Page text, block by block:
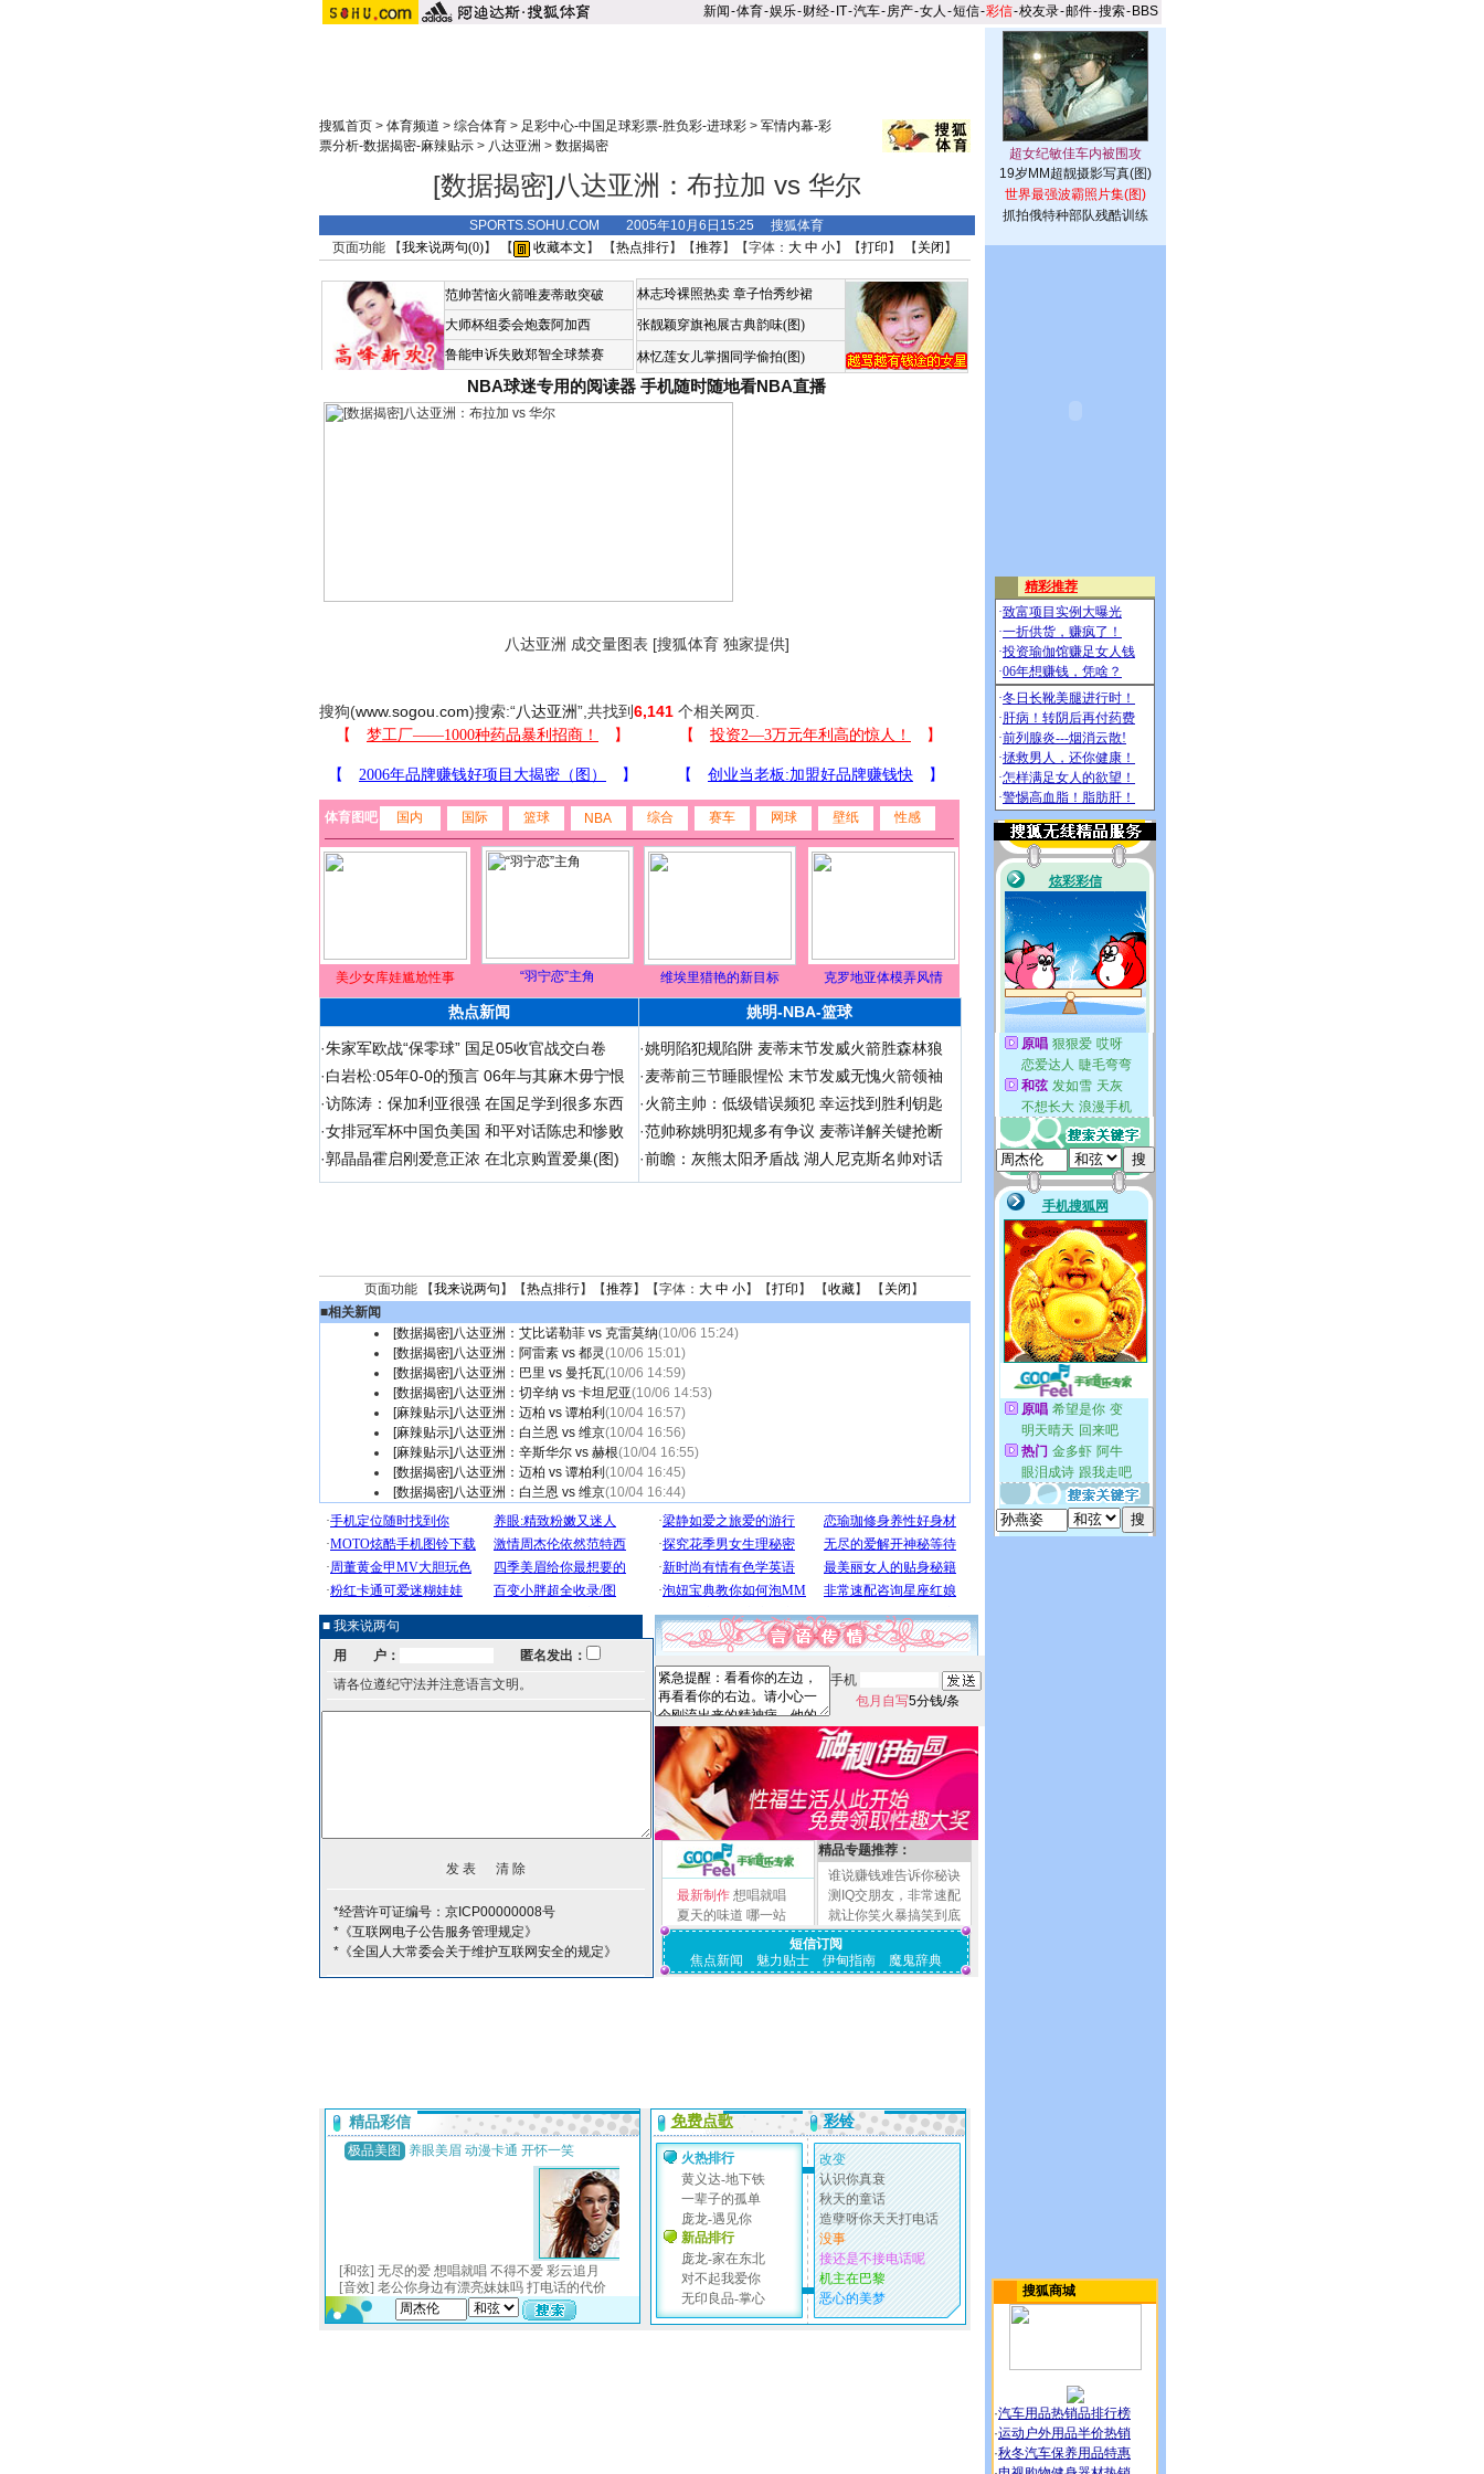
新闻-体育-娱乐-财经- IT-汽车-房产-女人 -短信-彩信-校友录-邮件-搜索- BBS
搜狐首页> 体育频道 > 综合体育> 足彩中心-中国足球彩票-胜负彩-进球彩> 军情内幕-彩
票分析-数据揭密-麻辣贴示> 八达亚洲 > 数据揭密
[数据揭密]八达亚洲：布拉加 vs 华尔
SPORTS.SOHU.COM 2005年10月6日15:25 搜狐体育
页面功能 【我来说两句(0)】 【 收藏本文 】 【热点排行】【推荐】【字体： 大 中 小】【打印 】 【 关闭 】
范帅苦恼火箭唯麦蒂敢突破
大师杯组委会炮轰阿加西
鲁能申诉失败郑智全球禁赛
林志玲裸照热卖 章子怡秀纱裙
张靓颖穿旗袍展古典韵味(图)
林忆莲女儿掌掴同学偷拍(图)
NBA球迷专用的阅读器 手机随时随地看NBA直播
八达亚洲 成交量图表 [搜狐体育 独家提供]
搜狗(www.sogou.com)搜索:“八达亚洲”,共找到6,141 个相关网页.
体育图吧 国内 国际 篮球 NBA 综合 赛车 网球 壁纸 性感
美少女库娃尴尬性事 “羽宁恋”主角 维埃里猎艳的新目标 克罗地亚体模弄风情
热点新闻 姚明-NBA-篮球
·朱家军欧战“保零球” 国足05收官战交白卷
·白岩松:05年0-0的预言 06年与其麻木毋宁恨
·访陈涛：保加利亚很强 在国足学到很多东西
·女排冠军杯中国负美国 和平对话陈忠和惨败
·郭晶晶霍启刚爱意正浓 在北京购置爱巢(图)
·姚明陷犯规陷阱 麦蒂末节发威火箭胜森林狼
·麦蒂前三节睡眼惺忪 末节发威无愧火箭领袖
·火箭主帅：低级错误频犯 幸运找到胜利钥匙
·范帅称姚明犯规多有争议 麦蒂详解关键抢断
·前瞻：灰熊太阳矛盾战 湖人尼克斯名帅对话
页面功能 【我来说两句 】【热点排行】【推荐】【字体： 大 中 小】【打印 】 【收藏】 【 关闭 】
■相关新闻
[数据揭密]八达亚洲：艾比诺勒菲 vs 克雷莫纳(10/06 15:24)
[数据揭密]八达亚洲：阿雷素 vs 都灵(10/06 15:01)
[数据揭密]八达亚洲：巴里 vs 曼托瓦(10/06 14:59)
[数据揭密]八达亚洲：切辛纳 vs 卡坦尼亚(10/06 14:53)
[麻辣贴示]八达亚洲：迈柏 vs 谭柏利 (10/04 16:57)
[麻辣贴示]八达亚洲：白兰恩 vs 维京(10/04 16:56)
[麻辣贴示]八达亚洲：辛斯华尔 vs 赫根(10/04 16:55)
[数据揭密]八达亚洲：迈柏 vs 谭柏利 (10/04 16:45)
[数据揭密]八达亚洲：白兰恩 vs 维京(10/04 16:44)
■ 我来说两句
用 户：
匿名发出：
请各位遵纪守法并注意语言文明。
*经营许可证编号：京ICP00000008号
*《互联网电子公告服务管理规定》
*《全国人大常委会关于维护互联网安全的规定》
手机
包月自写5分钱/条
最新制作 想唱就唱
夏天的味道 哪一站
精品专题推荐：
谁说赚钱难告诉你秘诀
测IQ交朋友，非常速配
就让你笑火暴搞笑到底
短信订阅
焦点新闻
魅力贴士 伊甸指南 魔鬼辞典
19岁MM超靓摄影写真(图)
世界最强波霸照片集(图)
抓拍俄特种部队残酷训练
搜狐商城
·汽车用品热销品排行榜
·运动户外用品半价热销
·秋冬汽车保养用品特惠